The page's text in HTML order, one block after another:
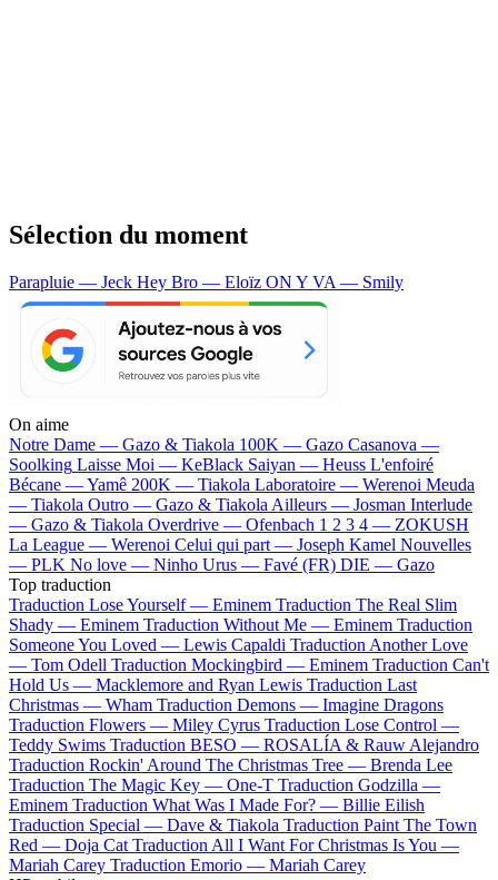
Sélection du moment
Parapluie — Jeck Hey Bro — Eloïz ON Y VA — Smily
On aime
Notre Dame — Gazo & Tiakola 100K — Gazo Casanova —
Soolking Laisse Moi — KeBlack Saiyan — Heuss L'enfoiré
Bécane —Yamê 200K — Tiakola Laboratoire — Werenoi Meuda
— Tiakola Outro — Gazo & Tiakola Ailleurs — Josman Interlude
— Gazo & Tiakola Overdrive — Ofenbach 1 2 3 4 — ZOKUSH
La League — Werenoi Celui qui part — Joseph Kamel Nouvelles
— PLK No love — Ninho Urus — Favé (FR) DIE — Gazo
Top traduction
Traduction Lose Yourself — Eminem Traduction The Real Slim
Shady — Eminem Traduction Without Me — Eminem Traduction
Someone You Loved — Lewis Capaldi Traduction Another Love
— Tom Odell Traduction Mockingbird — Eminem Traduction Can't
Hold Us — Macklemore and Ryan Lewis Traduction Last
Christmas — Wham Traduction Demons — Imagine Dragons
Traduction Flowers — Miley Cyrus Traduction Lose Control —
Teddy Swims Traduction BESO — ROSALÍA & Rauw Alejandro
Traduction Rockin' Around The Christmas Tree — Brenda Lee
Traduction The Magic Key — One-T Traduction Godzilla —
Eminem Traduction What Was I Made For? — Billie Eilish
Traduction Special — Dave & Tiakola Traduction Paint The Town
Red — Doja Cat Traduction All I Want For Christmas Is You —
Mariah Carey Traduction Emorio — Mariah Carey